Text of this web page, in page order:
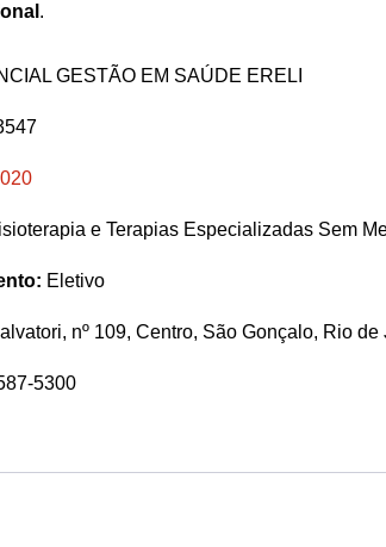
.
GESTÃO EM SAÚDE ERELI
e Terapias Especializadas Sem
Eletivo
nº 109, Centro, São Gonçalo, Rio
5300